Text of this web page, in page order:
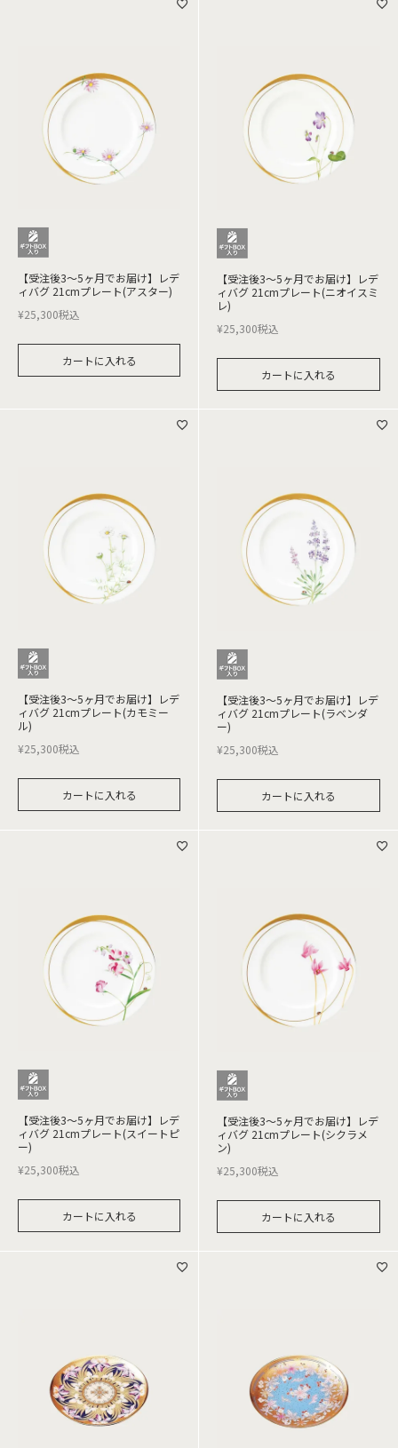
【受注後3～5ヶ月でお届け】レデ
ィバグ 21cmプレート(アスター)
¥25,300税込
カートに入れる
【受注後3～5ヶ月でお届け】レデ
ィバグ 21cmプレート(ニオイスミ
レ)
¥25,300税込
カートに入れる
【受注後3～5ヶ月でお届け】レデ
ィバグ 21cmプレート(カモミー
ル)
¥25,300税込
カートに入れる
【受注後3～5ヶ月でお届け】レデ
ィバグ 21cmプレート(ラベンダ
ー)
¥25,300税込
カートに入れる
【受注後3～5ヶ月でお届け】レデ
ィバグ 21cmプレート(スイートピ
ー)
¥25,300税込
カートに入れる
【受注後3～5ヶ月でお届け】レデ
ィバグ 21cmプレート(シクラメ
ン)
¥25,300税込
カートに入れる